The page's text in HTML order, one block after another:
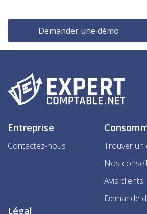
Demander une démo
Entreprise
Contactez-nous
Trouver un
Nos
Avis clients
Demande
Légal